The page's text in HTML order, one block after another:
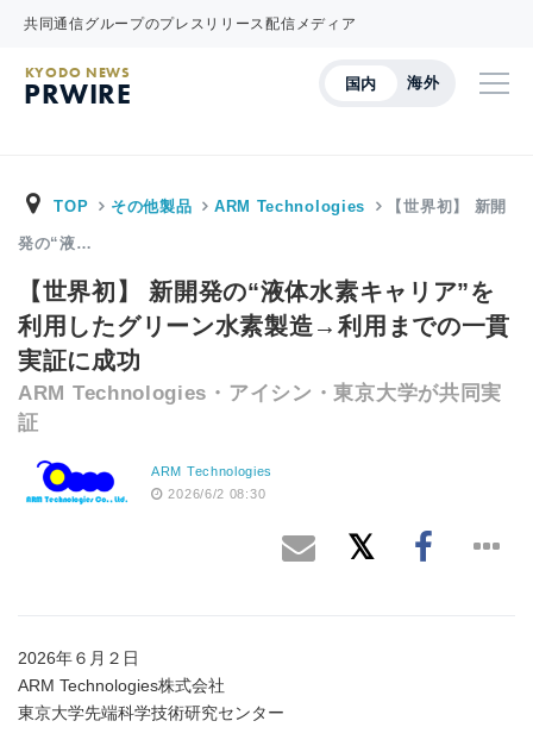
共同通信グループのプレスリリース配信メディア
国内 海外
KYODO NEWS
PRWIRE
TOP その他製品 ARM Technologies 【世界初】 新開
発の“液…
【世界初】 新開発の“液体水素キャリア”を
利用したグリーン水素製造→利用までの一貫
実証に成功
ARM Technologies・アイシン・東京大学が共同実
証
ARM Technologies
2026/6/2 08:30
2026年６月２日
ARM Technologies株式会社
東京大学先端科学技術研究センター